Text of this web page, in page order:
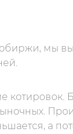
мы
котировок.
а